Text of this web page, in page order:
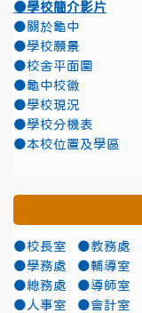
●學校簡介影片
●關於龜中
●學校願景
●校舍平面圖
●龜中校徽
●學校現況
●學校分機表
●本校位置及學區
●校長室
●教務處
●學務處
●輔導室
●總務處
●導師室
●人事室
●會計室